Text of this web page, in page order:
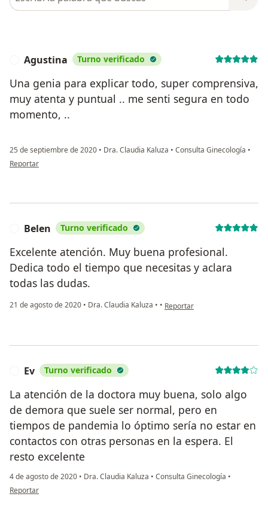
Agustina Turno verificado
Una genia para explicar todo, super comprensiva,
muy atenta y puntual .. me senti segura en todo
momento, ..
25 de septiembre de 2020 • Dra. Claudia Kaluza • Consulta Ginecología •
en opinión del usuario Agustina
Reportar
Belen Turno verificado
Excelente atención. Muy buena profesional.
Dedica todo el tiempo que necesitas y aclara
todas las dudas.
21 de agosto de 2020 • Dra. Claudia Kaluza • • en opinión del usuario Belen
Reportar
Ev Turno verificado
La atención de la doctora muy buena, solo algo
de demora que suele ser normal, pero en
tiempos de pandemia lo óptimo sería no estar en
contactos con otras personas en la espera. El
resto excelente
4 de agosto de 2020 • Dra. Claudia Kaluza • Consulta Ginecología •
en opinión del usuario Ev
Reportar